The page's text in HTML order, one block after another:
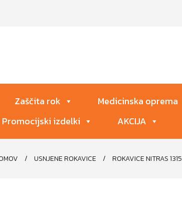
Zaščita rok Medicinska oprema
Promocijski izdelki
AKCIJA
/ USNJENE ROKAVICE / ROKAVICE NITRAS 1315